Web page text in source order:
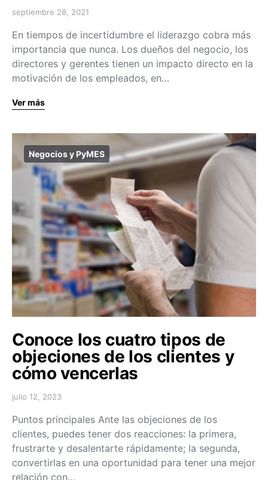
septiembre 28, 2021
En tiempos de incertidumbre el liderazgo cobra más
importancia que nunca. Los dueños del negocio, los
directores y gerentes tienen un impacto directo en la
motivación de los empleados, en…
Ver más
Negocios y PyMES
Conoce los cuatro tipos de
objeciones de los clientes y
cómo vencerlas
julio 12, 2023
Puntos principales Ante las objeciones de los
clientes, puedes tener dos reacciones: la primera,
frustrarte y desalentarte rápidamente; la segunda,
convertirlas en una oportunidad para tener una mejor
relación con…